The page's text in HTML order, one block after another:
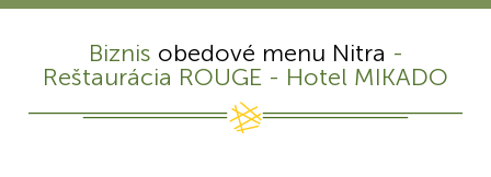
Biznis obedové menu Nitra -
Reštaurácia ROUGE - Hotel MIKADO